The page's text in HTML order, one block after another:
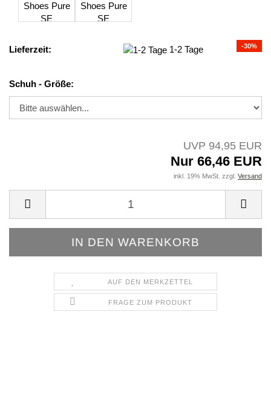
-30%
Lieferzeit: 1-2 Tage
Schuh - Größe:
UVP 94,95 EUR
Nur 66,46 EUR
inkl. 19% MwSt. zzgl. Versand
AUF DEN MERKZETTEL
FRAGE ZUM PRODUKT